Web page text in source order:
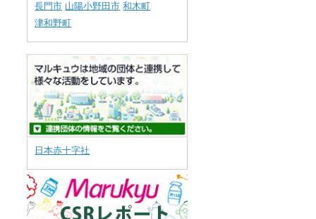
長門市 山陽小野田市 和木町
津和野町
日本赤十字社